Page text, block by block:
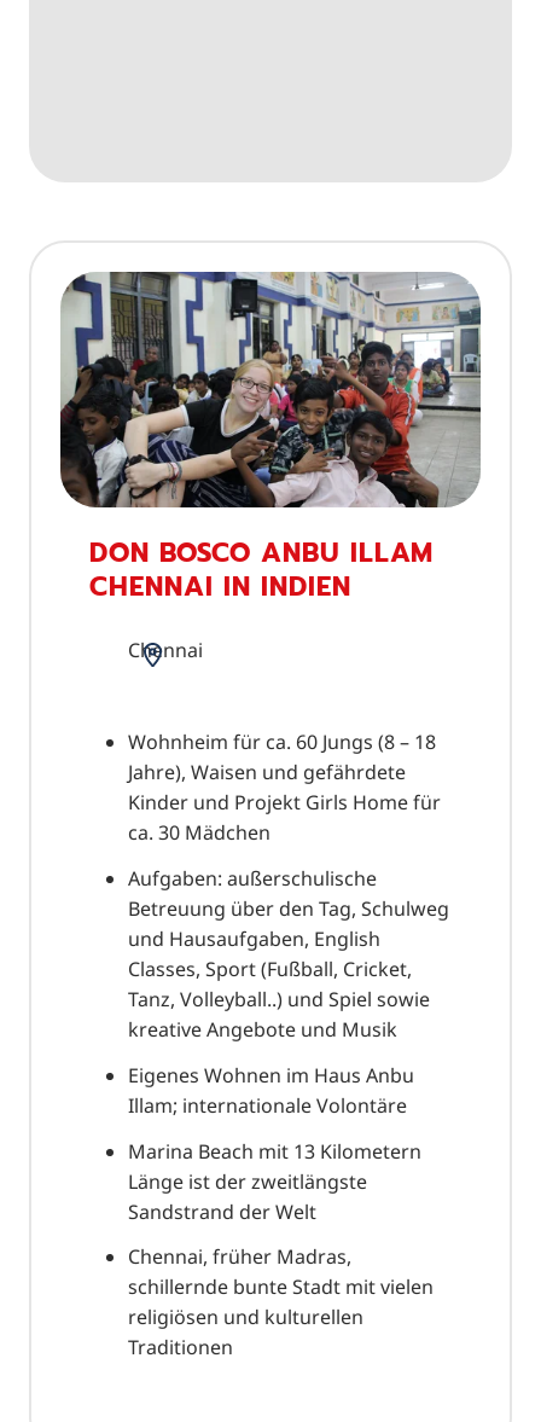
DON BOSCO ANBU ILLAM
CHENNAI IN INDIEN
Chennai
Wohnheim für ca. 60 Jungs (8 – 18
Jahre), Waisen und gefährdete
Kinder und Projekt Girls Home für
ca. 30 Mädchen
Aufgaben: außerschulische
Betreuung über den Tag, Schulweg
und Hausaufgaben, English
Classes, Sport (Fußball, Cricket,
Tanz, Volleyball..) und Spiel sowie
kreative Angebote und Musik
Eigenes Wohnen im Haus Anbu
Illam; internationale Volontäre
Marina Beach mit 13 Kilometern
Länge ist der zweitlängste
Sandstrand der Welt
Chennai, früher Madras,
schillernde bunte Stadt mit vielen
religiösen und kulturellen
Traditionen